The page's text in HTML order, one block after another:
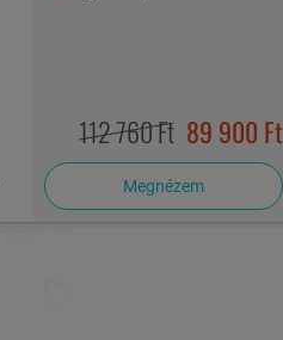
112 760 Ft 89 900 Ft
Megnézem